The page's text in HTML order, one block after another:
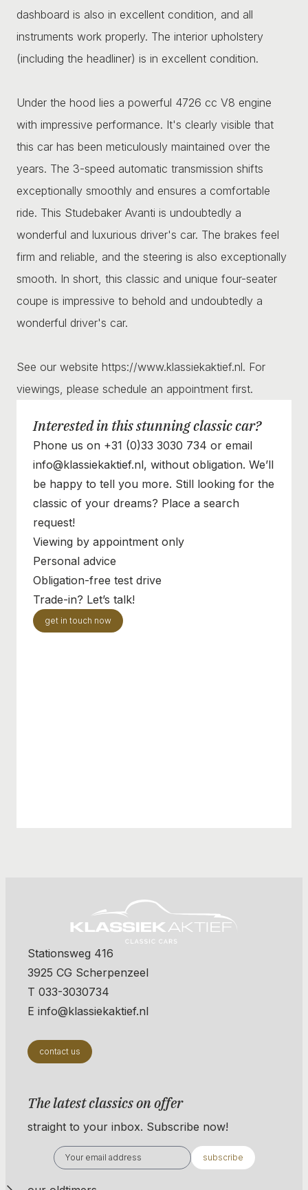
dashboard is also in excellent condition, and all
instruments work properly. The interior upholstery
(including the headliner) is in excellent condition.
Under the hood lies a powerful 4726 cc V8 engine
with impressive performance. It's clearly visible that
this car has been meticulously maintained over the
years. The 3-speed automatic transmission shifts
exceptionally smoothly and ensures a comfortable
ride. This Studebaker Avanti is undoubtedly a
wonderful and luxurious driver's car. The brakes feel
firm and reliable, and the steering is also exceptionally
smooth. In short, this classic and unique four-seater
coupe is impressive to behold and undoubtedly a
wonderful driver's car.
See our website https://www.klassiekaktief.nl. For
viewings, please schedule an appointment first.
Interested in this stunning classic car?
Phone us on +31 (0)33 3030 734 or email
info@klassiekaktief.nl, without obligation. We’ll
be happy to tell you more. Still looking for the
classic of your dreams? Place a search
request!
Viewing by appointment only
Personal advice
Obligation-free test drive
Trade-in? Let’s talk!
get in touch now
Stationsweg 416
3925 CG Scherpenzeel
T 033-3030734
E info@klassiekaktief.nl
contact us
The latest classics on offer
straight to your inbox. Subscribe now!
subscribe